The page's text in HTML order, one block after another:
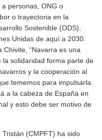
personas, ONG o
o trayectoria en la
Sostenible (ODS),
Unidas de aquí a 2030.
Chivite, “Navarra es una
solidaridad forma parte de
y la cooperación al
tememos para impulsarla.
a la cabeza de España en
y esto debe ser motivo de
(CMPFT) ha sido